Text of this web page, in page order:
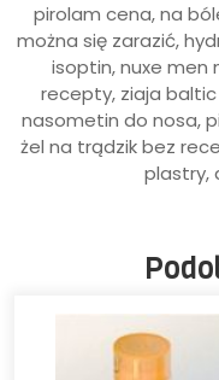
pirolam cena, na
można się zarazić,
isoptin, nuxe men
recepty, ziaja
nasometin do nosa,
żel na trądzik bez
plastry,